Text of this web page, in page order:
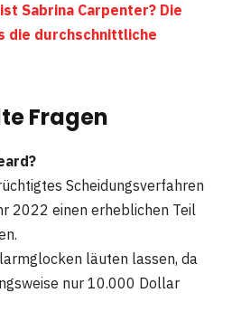
Sabrina Carpenter? Die
die durchschnittliche
Fragen
Scheidungsverfahren
2022 einen erheblichen Teil
läuten lassen, da
nur 10.000 Dollar